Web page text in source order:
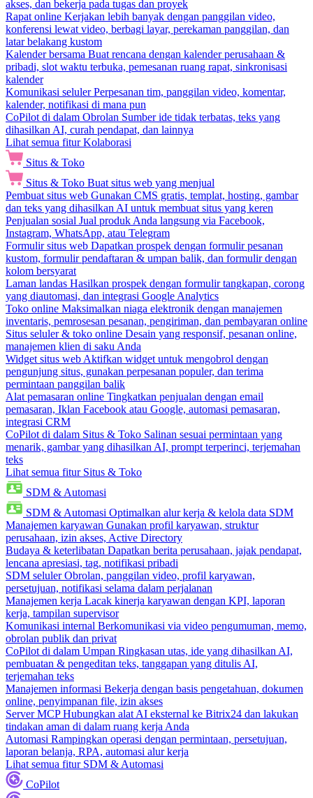
akses, dan bekerja pada tugas dan proyek
Rapat online Kerjakan lebih banyak dengan panggilan video,
konferensi lewat video, berbagi layar, perekaman panggilan, dan
latar belakang kustom
Kalender bersama Buat rencana dengan kalender perusahaan &
pribadi, slot waktu terbuka, pemesanan ruang rapat, sinkronisasi
kalender
Komunikasi seluler Perpesanan tim, panggilan video, komentar,
kalender, notifikasi di mana pun
CoPilot di dalam Obrolan Sumber ide tidak terbatas, teks yang
dihasilkan AI, curah pendapat, dan lainnya
Lihat semua fitur Kolaborasi
Situs & Toko
Situs & Toko Buat situs web yang menjual
Pembuat situs web Gunakan CMS gratis, templat, hosting, gambar
dan teks yang dihasilkan AI untuk membuat situs yang keren
Penjualan sosial Jual produk Anda langsung via Facebook,
Instagram, WhatsApp, atau Telegram
Formulir situs web Dapatkan prospek dengan formulir pesanan
kustom, formulir pendaftaran & umpan balik, dan formulir dengan
kolom bersyarat
Laman landas Hasilkan prospek dengan formulir tangkapan, corong
yang diautomasi, dan integrasi Google Analytics
Toko online Maksimalkan niaga elektronik dengan manajemen
inventaris, pemrosesan pesanan, pengiriman, dan pembayaran online
Situs seluler & toko online Desain yang responsif, pesanan online,
manajemen klien di saku Anda
Widget situs web Aktifkan widget untuk mengobrol dengan
pengunjung situs, gunakan perpesanan populer, dan terima
permintaan panggilan balik
Alat pemasaran online Tingkatkan penjualan dengan email
pemasaran, Iklan Facebook atau Google, automasi pemasaran,
integrasi CRM
CoPilot di dalam Situs & Toko Salinan sesuai permintaan yang
menarik, gambar yang dihasilkan AI, prompt terperinci, terjemahan
teks
Lihat semua fitur Situs & Toko
SDM & Automasi
SDM & Automasi Optimalkan alur kerja & kelola data SDM
Manajemen karyawan Gunakan profil karyawan, struktur
perusahaan, izin akses, Active Directory
Budaya & keterlibatan Dapatkan berita perusahaan, jajak pendapat,
lencana apresiasi, tag, notifikasi pribadi
SDM seluler Obrolan, panggilan video, profil karyawan,
persetujuan, notifikasi selama dalam perjalanan
Manajemen kerja Lacak kinerja karyawan dengan KPI, laporan
kerja, tampilan supervisor
Komunikasi internal Berkomunikasi via video pengumuman, memo,
obrolan publik dan privat
CoPilot di dalam Umpan Ringkasan utas, ide yang dihasilkan AI,
pembuatan & pengeditan teks, tanggapan yang ditulis AI,
terjemahan teks
Manajemen informasi Bekerja dengan basis pengetahuan, dokumen
online, penyimpanan file, izin akses
Server MCP Hubungkan alat AI eksternal ke Bitrix24 dan lakukan
tindakan aman di dalam ruang kerja Anda
Automasi Rampingkan operasi dengan permintaan, persetujuan,
laporan belanja, RPA, automasi alur kerja
Lihat semua fitur SDM & Automasi
CoPilot